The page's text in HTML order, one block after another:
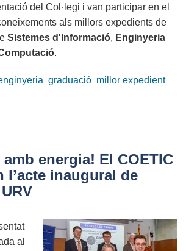
del Col·legi i van participar en el
als millors expedients de
Sistemes d'Informació, Enginyeria
.
graduació millor expedient
energia! El COETIC
l’acte inaugural de
al